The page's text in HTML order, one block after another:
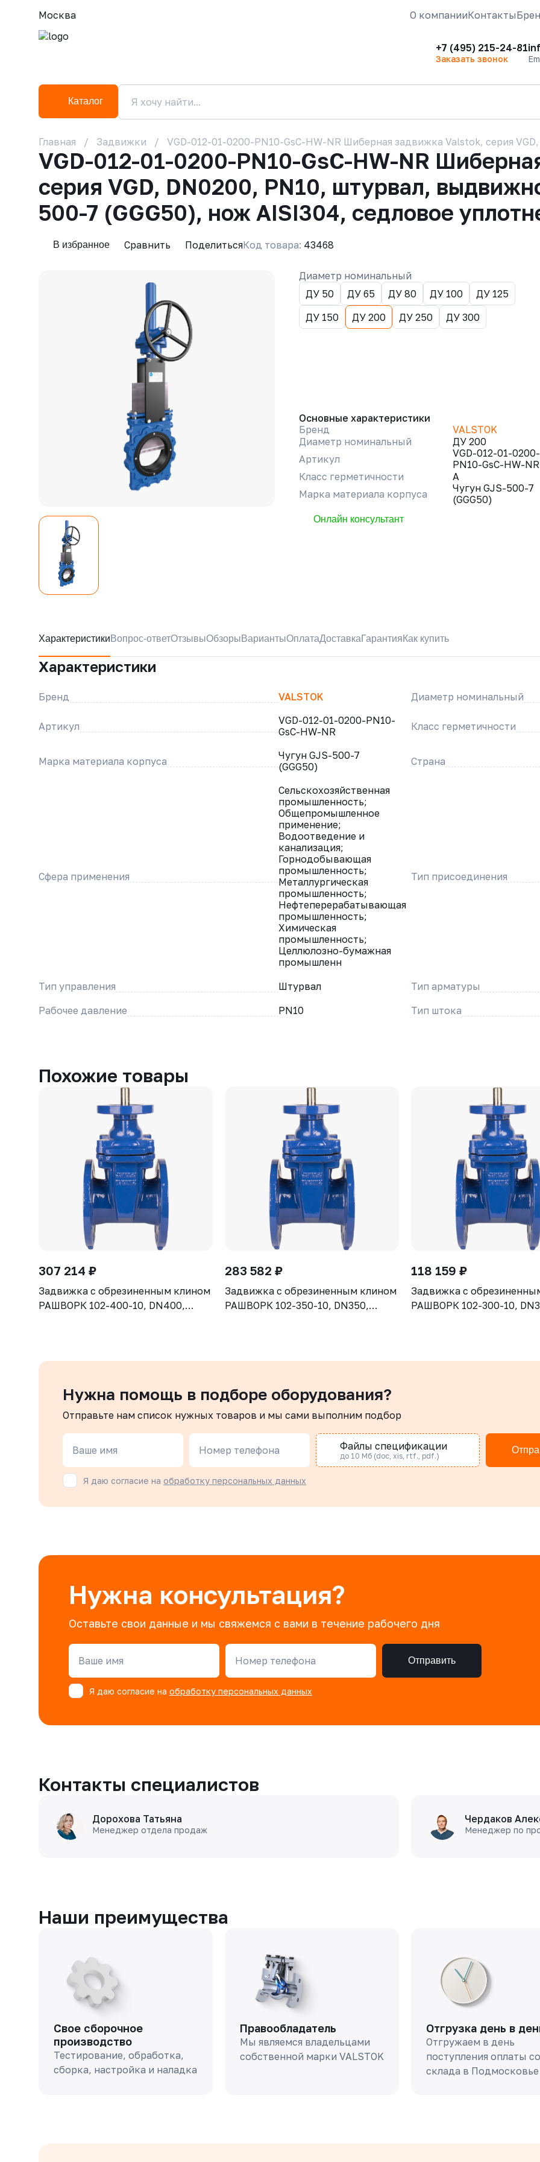
Москва О компанииКонтакты
+7 (495) 215-24-81
Заказать звонок
Каталог
Главная Задвижки VGD-012-01-0200-PN10-GsC-HW-NR Шиберная задвижка Valstok, серия
VGD-012-01-0200-PN10-GsC-HW-NR
серия VGD, DN0200, PN10, штурвал,
500-7 (GGG50), нож AISI304, седловое
В избранное Сравнить ПоделитьсяКод товара: 43468
Диаметр номинальный
ДУ 50
ДУ 65 ДУ 80 ДУ 100
ДУ 125
ДУ 150
ДУ 200 ДУ 250 ДУ 300
Основные характеристики
Бренд
VALSTOK
Диаметр номинальный
ДУ 200
Артикул
VGD-012-01-0200-
PN10-GsC-HW-NR
Класс герметичности
A
Марка материала корпуса
Чугун GJS-500-7
(GGG50)
Онлайн консультант
Характеристики Вопрос-ответОтзывыОбзоры ВариантыОплатаДоставка Гарантия Как купить
Характеристики
Бренд VALSTOK Диаметр номинальный
Артикул
VGD-012-01-0200-PN10-
GsC-HW-NR
Класс герметичности
Марка материала корпуса
Чугун GJS-500-7
(GGG50)
Страна
Сфера применения
Сельскохозяйственная
промышленность;
Общепромышленное
применение;
Водоотведение и
канализация;
Горнодобывающая
промышленность;
Металлургическая
промышленность;
Нефтеперерабатывающая
промышленность;
Химическая
промышленность;
Целлюлозно-бумажная
промышленн
Тип присоединения
Тип управления Штурвал
Тип арматуры
Рабочее давление
PN10 Тип штока
Похожие товары
307 214 ₽
Задвижка с обрезиненным клином
РАШВОРК 102-400-10, DN400,
283 582 ₽
Задвижка с обрезиненным клином
РАШВОРК 102-350-10, DN350,
118 159 ₽
Задвижка с
РАШВОРК 102-300-10,
Нужна помощь в подборе оборудования?
Отправьте нам список нужных товаров и мы сами выполним подбор
Ваше имя Номер телефона Файлы спецификации
до 10 Мб (doc, xis, rtf., pdf.)
Я даю согласие на обработку персональных данных
Нужна консультация?
Оставьте свои данные и мы свяжемся с вами в течение рабочего дня
Ваше имя Номер телефона Отправить
Я даю согласие на обработку персональных данных
Контакты специалистов
Дорохова Татьяна
Менеджер отдела продаж
Чердаков
Менеджер по
Наши преимущества
Свое сборочное
производство
Тестирование, обработка,
сборка, настройка и наладка
Правообладатель
Мы являемся владельцами
собственной марки VALSTOK
Отгрузка день в
Отгружаем в день
поступления оплаты со
склада в Подмосковье